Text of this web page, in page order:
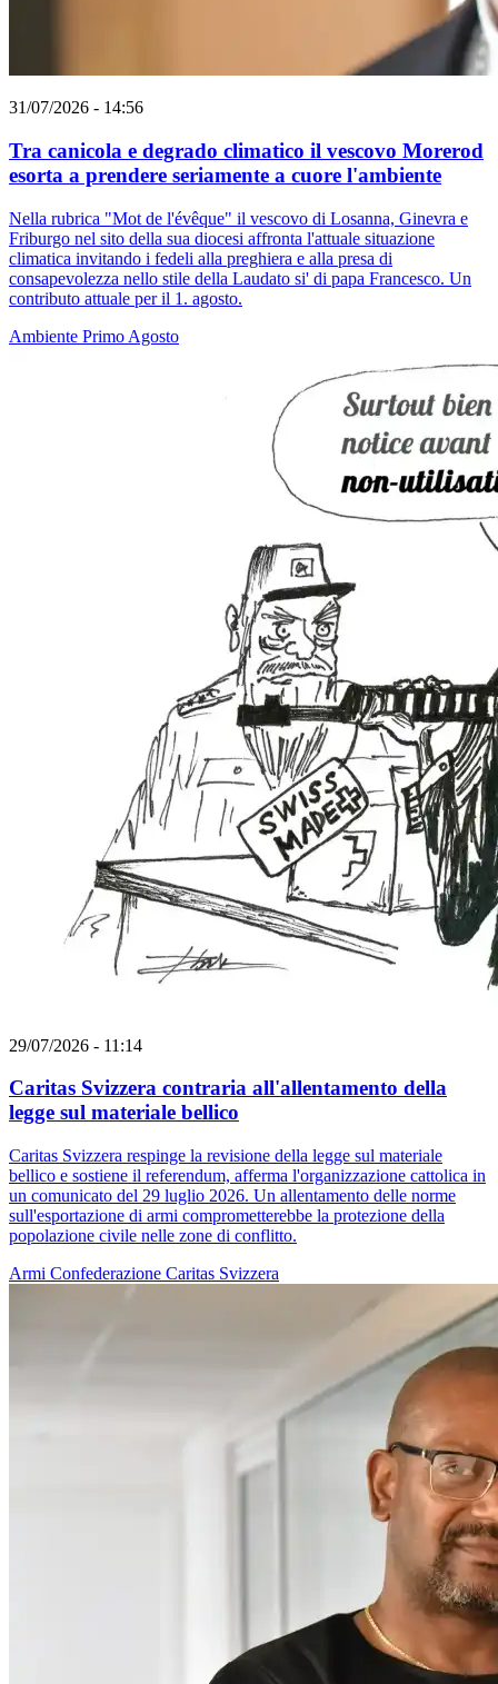
31/07/2026 - 14:56
Tra canicola e degrado climatico il vescovo Morerod
esorta a prendere seriamente a cuore l'ambiente
Nella rubrica "Mot de l'évêque" il vescovo di Losanna, Ginevra e
Friburgo nel sito della sua diocesi affronta l'attuale situazione
climatica invitando i fedeli alla preghiera e alla presa di
consapevolezza nello stile della Laudato si' di papa Francesco. Un
contributo attuale per il 1. agosto.
Ambiente Primo Agosto
29/07/2026 - 11:14
Caritas Svizzera contraria all'allentamento della
legge sul materiale bellico
Caritas Svizzera respinge la revisione della legge sul materiale
bellico e sostiene il referendum, afferma l'organizzazione cattolica in
un comunicato del 29 luglio 2026. Un allentamento delle norme
sull'esportazione di armi comprometterebbe la protezione della
popolazione civile nelle zone di conflitto.
Armi Confederazione Caritas Svizzera